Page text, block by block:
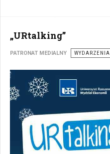
„URtalking”
PATRONAT MEDIALNY WYDARZENIA